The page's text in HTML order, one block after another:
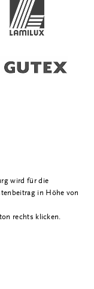
wird für die
in Höhe von
rechts klicken.